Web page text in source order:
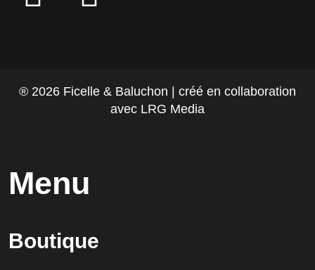
® 2026 Ficelle & Baluchon | créé en collaboration
avec LRG Media
Menu
Boutique